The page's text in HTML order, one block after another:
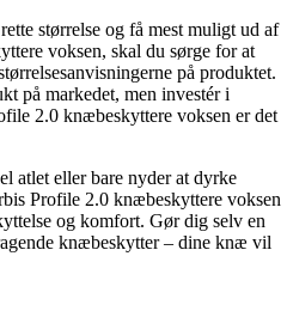
størrelse og få mest muligt ud af
voksen, skal du sørge for at
på produktet.
på markedet, men investér i
2.0 knæbeskyttere voksen er det
atlet eller bare nyder at dyrke
Profile 2.0 knæbeskyttere voksen
og komfort. Gør dig selv en
knæbeskytter – dine knæ vil